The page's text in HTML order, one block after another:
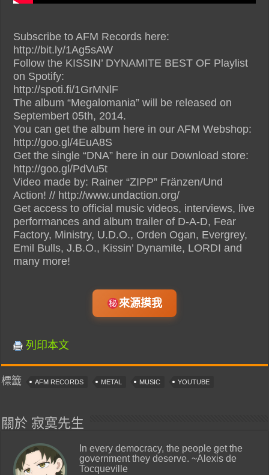
Subscribe to AFM Records here:
http://bit.ly/1Ag5sAW
Follow the KISSIN’ DYNAMITE BEST OF Playlist
on Spotify:
http://spoti.fi/1GrMNlF
The album “Megalomania” will be released on
Septembert 05th, 2014.
You can get the album here in our AFM Webshop:
http://goo.gl/4EuA8S
Get the single “DNA” here in our Download store:
http://goo.gl/PdVu5t
Video made by: Rainer “ZIPP” Fränzen/Und
Action! // http://www.undaction.org/
Get access to official music videos, interviews, live
performances and album trailer of D-A-D, Fear
Factory, Ministry, U.D.O., Orden Ogan, Evergrey,
Emil Bulls, J.B.O., Kissin’ Dynamite, LORDI and
many more!
來源摸我
列印本文
標籤 AFM RECORDS METAL MUSIC YOUTUBE
關於 寂寞先生
In every democracy, the people get the
government they deserve. ~Alexis de
Tocqueville